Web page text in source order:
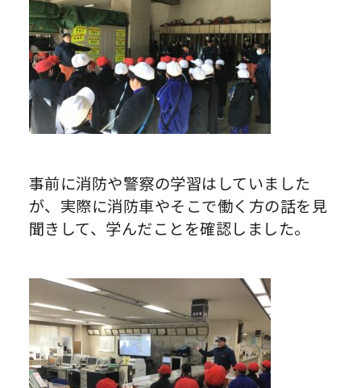
事前に消防や警察の学習はしていました
が、実際に消防車やそこで働く方の話を見
聞きして、学んだことを確認しました。